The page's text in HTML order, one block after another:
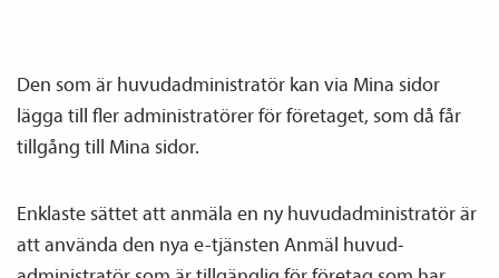
Den som är huvud­­administratör kan via Mina sidor
lägga till fler administratörer för företaget, som då får
tillgång till Mina sidor.
Enklaste sättet att anmäla en ny huvud­­administratör är
att använda den nya e-tjänsten Anmäl huvud­­